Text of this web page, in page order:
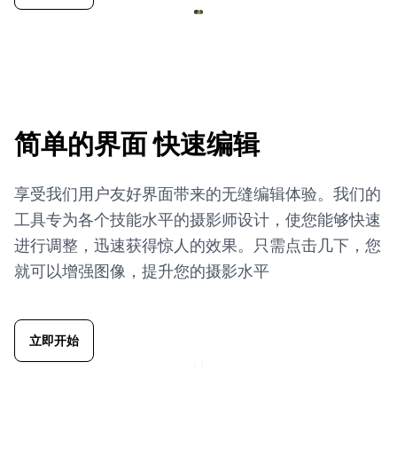
简单的界面快速编辑
享受我们用户友好界面带来的无缝编辑体验。我们的
工具专为各个技能水平的摄影师设计，使您能够快速
进行调整，迅速获得惊人的效果。只需点击几下，您
就可以增强图像，提升您的摄影水平
立即开始